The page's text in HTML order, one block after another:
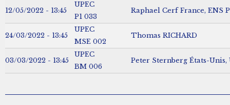
12/05/2022 - 13:45
UPEC
P1 033
Raphael Cerf France, ENS
24/03/2022 - 13:45
UPEC
MSE 002
Thomas RICHARD
03/03/2022 - 13:45
UPEC
BM 006
Peter Sternberg États-